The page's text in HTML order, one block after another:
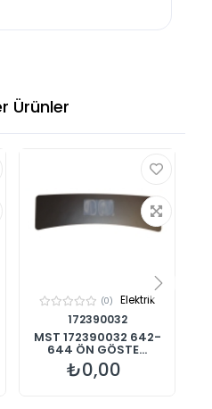
Ürünler
(0)
Elektrik
172390032
MST 172390032 642-
644 ÖN GÖSTE...
₺0,00